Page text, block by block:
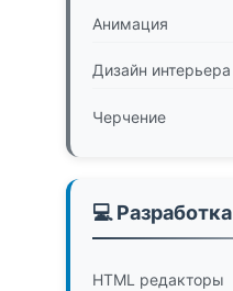
Анимация
Дизайн интерьера
Черчение
💻 Разработка
HTML редакторы